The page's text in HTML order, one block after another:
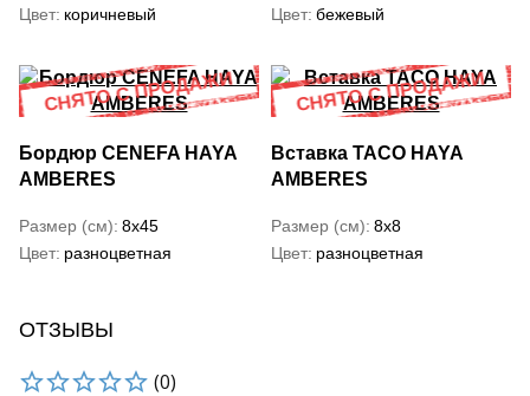
Цвет коричневый
Цвет бежевый
Бордюр CENEFA HAYA
AMBERES
Размер (см) 8x45
Цвет разноцветная
Вставка TACO HAYA
AMBERES
Размер (см) 8x8
Цвет разноцветная
ОТЗЫВЫ
(0)